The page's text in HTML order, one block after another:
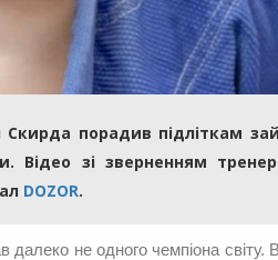
порадив підліткам
Відео зі зверненням
DOZOR.
не одного чемпіона світу.